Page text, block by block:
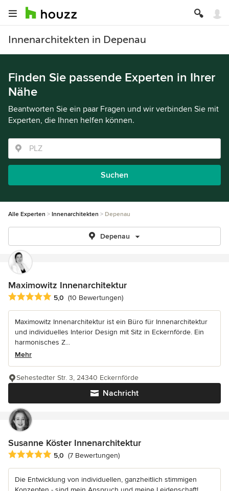
Innenarchitekten in Depenau
Finden Sie passende Experten in Ihrer
Nähe
Beantworten Sie ein paar Fragen und wir verbinden Sie mit
Experten, die Ihnen helfen können.
Suchen
Alle Experten Innenarchitekten Depenau
Depenau
Maximowitz Innenarchitektur
Durchschnittliche Bewertung: 5 von 5 Sternen
5,0 (10 Bewertungen)
Maximowitz Innenarchitektur ist ein Büro für Innenarchitektur
und individuelles Interior Design mit Sitz in Eckernförde. Ein
harmonisches Z...
Mehr
Nachricht
Sehestedter Str. 3, 24340 Eckernförde
Susanne Köster Innenarchitektur
Durchschnittliche Bewertung: 5 von 5 Sternen
5,0 (7 Bewertungen)
Die Entwicklung von individuellen, ganzheitlich stimmigen